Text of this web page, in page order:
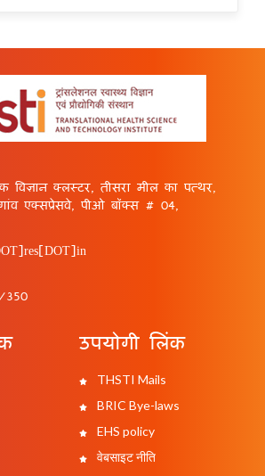
विज्ञान क्लस्टर, तीसरा मील का पत्थर,
एक्सप्रेसवे, पीओ बॉक्स # 04,
350
उपयोगी लिंक
THSTI Mails
BRIC Bye-laws
EHS policy
वेबसाइट नीति